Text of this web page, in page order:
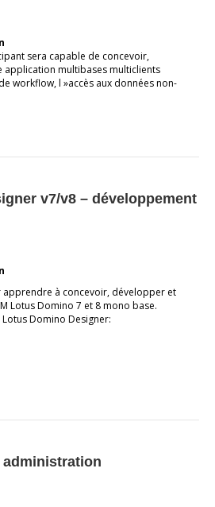
sera capable de concevoir,
multibases multiclients
workflow, l »accès aux données non-
v7/v8 – développement
à concevoir, développer et
Lotus Domino 7 et 8 mono base.
Domino Designer:
administration